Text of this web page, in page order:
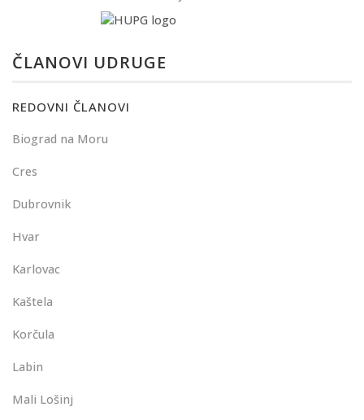
ČLANOVI UDRUGE
REDOVNI ČLANOVI
Biograd na Moru
Cres
Dubrovnik
Hvar
Karlovac
Kaštela
Korčula
Labin
Mali Lošinj